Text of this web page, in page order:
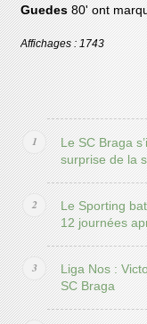
Guedes80' ont
Affichages : 1743
Le SC Braga
surprise de la
Le Sporting
12 journées
Liga Nos :
SC Braga